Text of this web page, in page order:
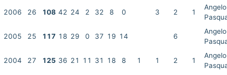
2006 26 108 42 24 2 32 8 0 3 2 1
2005 25 117 18 29 0 37 19 14 6
2004 27 125 36 21 11 31 18 8 1 1 2 1